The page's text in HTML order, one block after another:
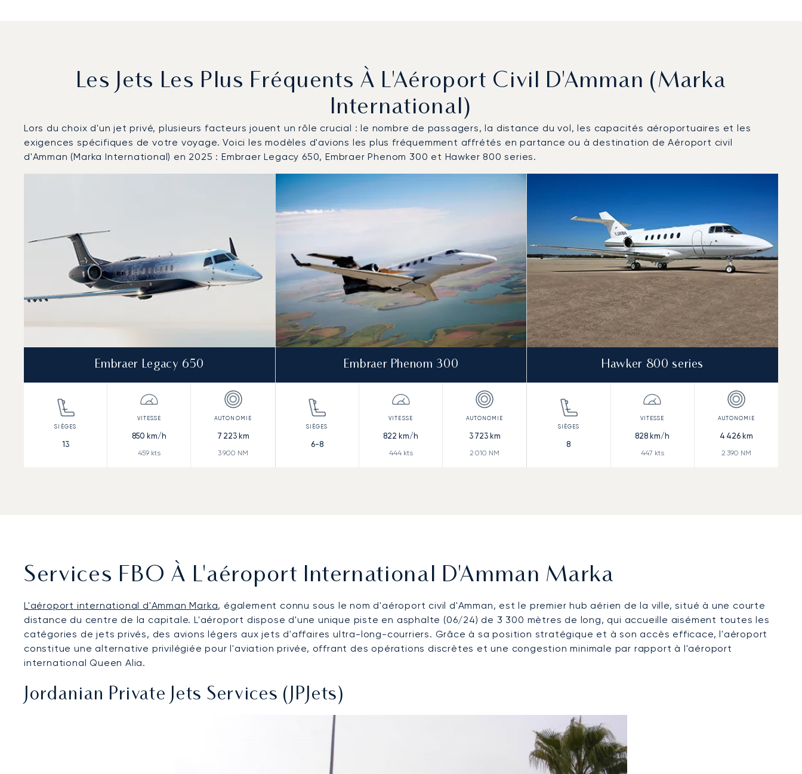
Les Jets Les Plus Fréquents À L'Aéroport Civil D'Amman (Marka
International)
Lors du choix d'un jet privé, plusieurs facteurs jouent un rôle crucial : le nombre de passagers, la distance du vol, les capacités aéroportuaires et les
exigences spécifiques de votre voyage. Voici les modèles d'avions les plus fréquemment affrétés en partance ou à destination de Aéroport civil
d'Amman (Marka International) en 2025 : Embraer Legacy 650, Embraer Phenom 300 et Hawker 800 series.
Aéroport civil d'Amman (Marka International) : Les 3 modèles d'aéronefs les plus fréquentés en nombre de mouvements en 2025
Embraer Legacy 650
13
850 km/h
459kts
7 223km
3 900 NM
Embraer Phenom 300
6-8
822 km/h
444kts
3 723km
2 010 NM
Hawker 800 series
8
828 km/h
447 kts
4 426km
2 390 NM
Services FBO À L'aéroport International D'Amman Marka
L'aéroport international d'Amman Marka, également connu sous le nom d'aéroport civil d'Amman, est le premier hub aérien de la ville, situé à une courte
distance du centre de la capitale. L'aéroport dispose d'une unique piste en asphalte (06/24) de 3 300 mètres de long, qui accueille aisément toutes les
catégories de jets privés, des avions légers aux jets d'affaires ultra-long-courriers. Grâce à sa position stratégique et à son accès efficace, l'aéroport
constitue une alternative privilégiée pour l'aviation privée, offrant des opérations discrètes et une congestion minimale par rapport à l'aéroport
international Queen Alia.
Jordanian Private Jets Services (JPJets)